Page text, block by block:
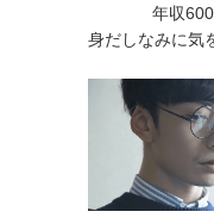
年収
身だしなみに気